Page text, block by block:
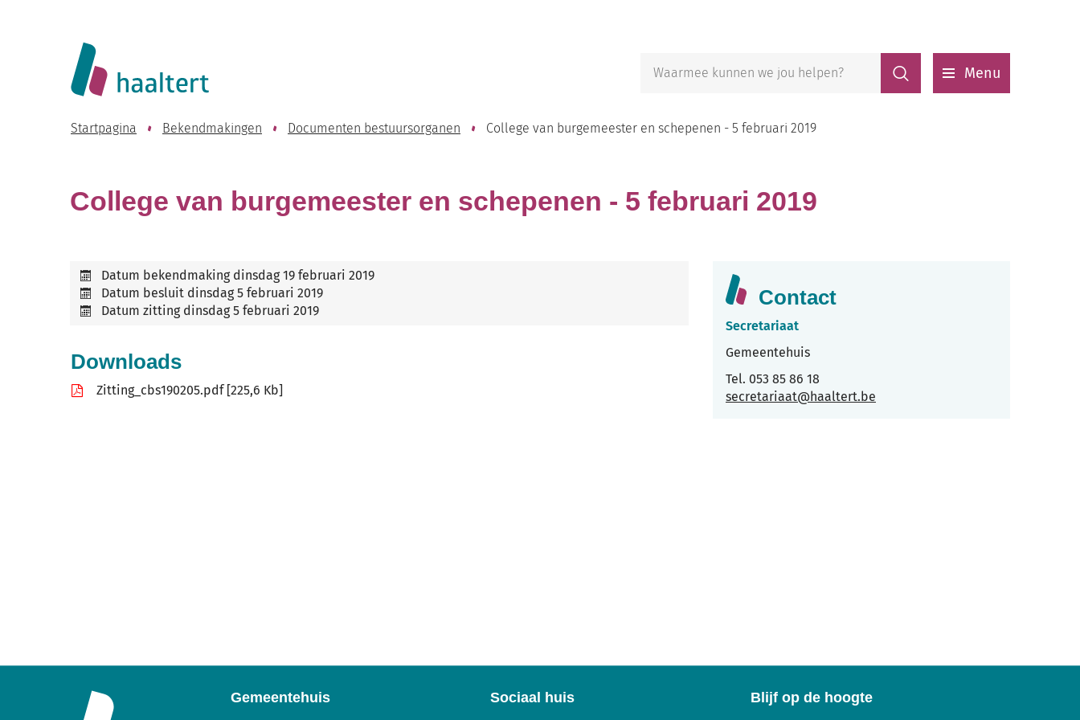
Website
Lokaal
Haaltert
Menu
kunnen
helpen?
Zoeken
Startpagina Bekendmakingen Documenten bestuursorganen College van burgemeester en schepenen - 5 februari 2019
College van burgemeester en schepenen - 5 februari 2019
Datum bekendmakingdinsdag 19 februari 2019
Datum besluit dinsdag 5 februari 2019
Datum zittingdinsdag 5 februari 2019
Downloads
Zitting_cbs190205.pdf 225,6 Kb
Contact
Secretariaat
Gemeentehuis
Tel. 053 85 86 18
E-
secretariaat@haaltert.be
Gemeentehuis Sociaal huis Blijf op de hoogte